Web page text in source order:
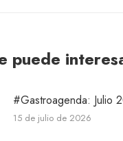
puede
#Gastroagenda: Julio
15 de julio de 2026